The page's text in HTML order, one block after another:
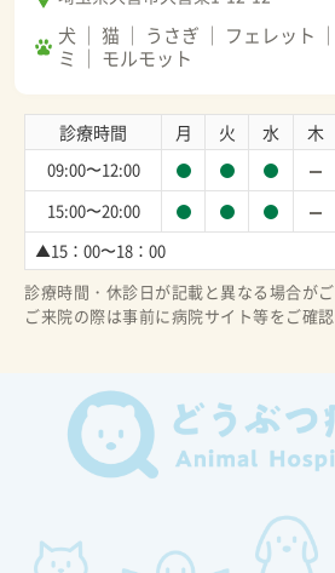
犬 猫 うさぎ フェレット
ミ
モルモット
診療時間 月 火 水 木
09:00〜12:00
15:00〜20:00
▲15：00〜18：00
診療時間・休診日が記載と異なる場合がご
ご来院の際は事前に病院サイト等をご確認